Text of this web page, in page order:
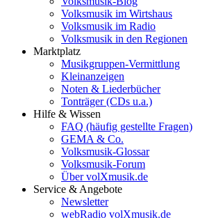
Volksmusik im Wirtshaus
Volksmusik im Radio
Volksmusik in den Regionen
Marktplatz
Musikgruppen-Vermittlung
Kleinanzeigen
Noten & Liederbücher
Tonträger (CDs u.a.)
Hilfe & Wissen
FAQ (häufig gestellte Fragen)
GEMA & Co.
Volksmusik-Glossar
Volksmusik-Forum
Über volXmusik.de
Service & Angebote
Newsletter
webRadio volXmusik.de